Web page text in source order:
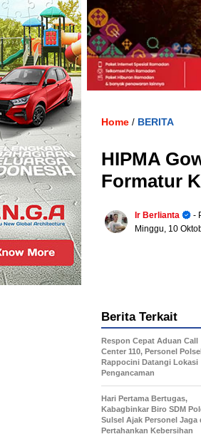
Home / BERITA
HIPMA
Formatur
Ir Berlianta
-
Minggu, 10
Berita Terkait
Respon Cepat Aduan Call
Center 110, Personel
Rappocini Datangi Lokasi
Pengancaman
Hari Pertama Bertugas,
Kabagbinkar Biro SDM
Sulsel Ajak Personel Jaga
Pertahankan Kebersihan